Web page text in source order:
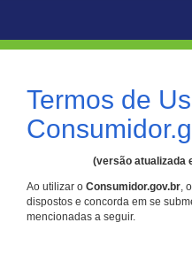
Termos de
(versão atualizada
Ao utilizar o Consumidor.gov.br,
dispostos e concorda em se
mencionadas a seguir.